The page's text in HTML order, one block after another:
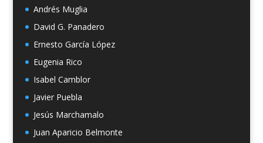
Andrés Muglia
David G. Panadero
Ernesto García López
Eugenia Rico
Isabel Camblor
Javier Puebla
Jesús Marchamalo
Juan Aparicio Belmonte